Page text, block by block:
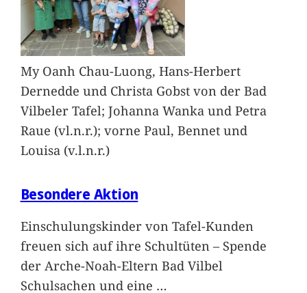
My Oanh Chau-Luong, Hans-Herbert
Dernedde und Christa Gobst von der Bad
Vilbeler Tafel; Johanna Wanka und Petra
Raue (vl.n.r.); vorne Paul, Bennet und
Louisa (v.l.n.r.)
Besondere Aktion
Einschulungskinder von Tafel-Kunden
freuen sich auf ihre Schultüten – Spende
der Arche-Noah-Eltern Bad Vilbel
Schulsachen und eine …